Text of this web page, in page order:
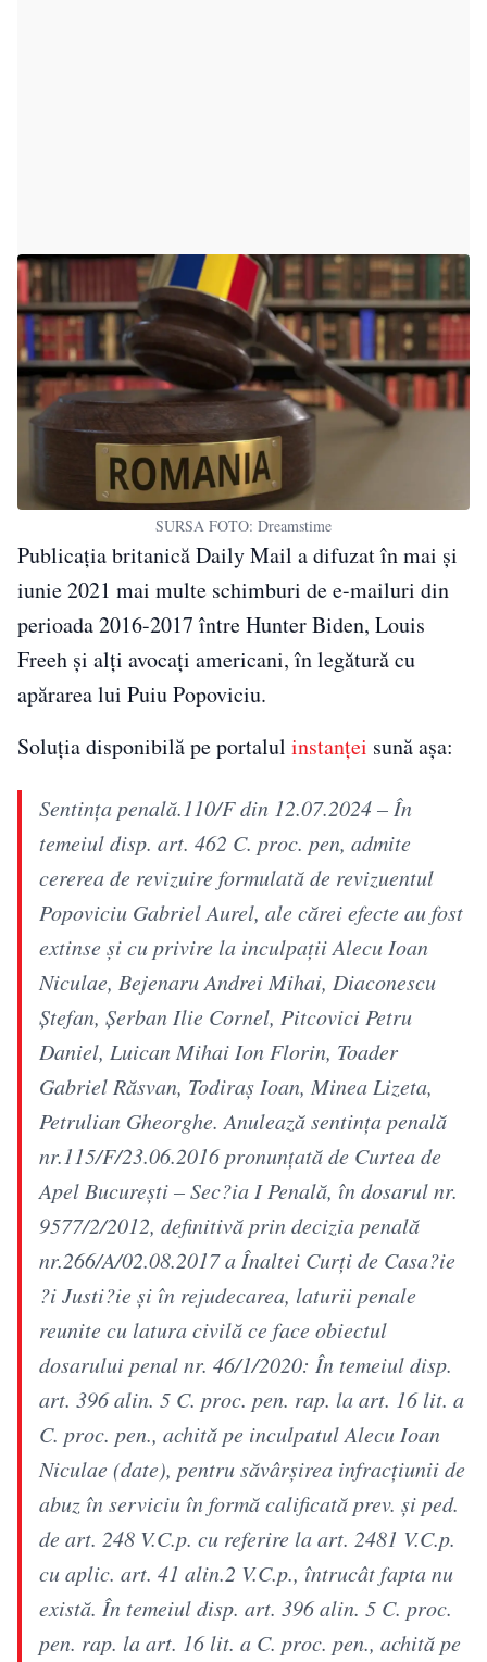
SURSA FOTO: Dreamstime
Publicația britanică Daily Mail a difuzat în mai și
iunie 2021 mai multe schimburi de e-mailuri din
perioada 2016-2017 între Hunter Biden, Louis
Freeh și alți avocați americani, în legătură cu
apărarea lui Puiu Popoviciu.
Soluția disponibilă pe portalul instanței sună așa:
Sentinţa penală.110/F din 12.07.2024 – În
temeiul disp. art. 462 C. proc. pen, admite
cererea de revizuire formulată de revizuentul
Popoviciu Gabriel Aurel, ale cărei efecte au fost
extinse şi cu privire la inculpaţii Alecu Ioan
Niculae, Bejenaru Andrei Mihai, Diaconescu
Ştefan, Şerban Ilie Cornel, Pitcovici Petru
Daniel, Luican Mihai Ion Florin, Toader
Gabriel Răsvan, Todiraş Ioan, Minea Lizeta,
Petrulian Gheorghe. Anulează sentinţa penală
nr.115/F/23.06.2016 pronunţată de Curtea de
Apel Bucureşti – Sec?ia I Penală, în dosarul nr.
9577/2/2012, definitivă prin decizia penală
nr.266/A/02.08.2017 a Înaltei Curţi de Casa?ie
?i Justi?ie şi în rejudecarea, laturii penale
reunite cu latura civilă ce face obiectul
dosarului penal nr. 46/1/2020: În temeiul disp.
art. 396 alin. 5 C. proc. pen. rap. la art. 16 lit. a
C. proc. pen., achită pe inculpatul Alecu Ioan
Niculae (date), pentru săvârşirea infracţiunii de
abuz în serviciu în formă calificată prev. şi ped.
de art. 248 V.C.p. cu referire la art. 2481 V.C.p.
cu aplic. art. 41 alin.2 V.C.p., întrucât fapta nu
există. În temeiul disp. art. 396 alin. 5 C. proc.
pen. rap. la art. 16 lit. a C. proc. pen., achită pe